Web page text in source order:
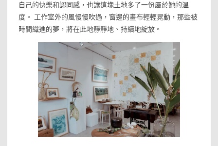
自己的快樂和認同感，也讓這塊土地多了一份屬於她的溫
度。 工作室外的風慢慢吹過，窗邊的畫布輕輕晃動，那些被
時間織進的夢，將在此地靜靜地、持續地綻放。